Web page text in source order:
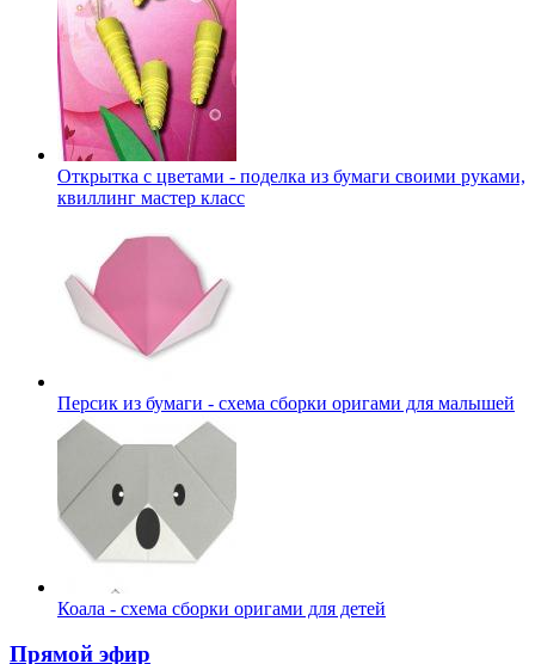
Открытка с цветами - поделка из бумаги своими руками,
квиллинг мастер класс
Персик из бумаги - схема сборки оригами для малышей
Коала - схема сборки оригами для детей
Прямой эфир